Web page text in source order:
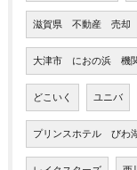
滋賀県 不動産 売却
大津市 におの浜 機
どこいく ユニバ
プリンスホテル びわ